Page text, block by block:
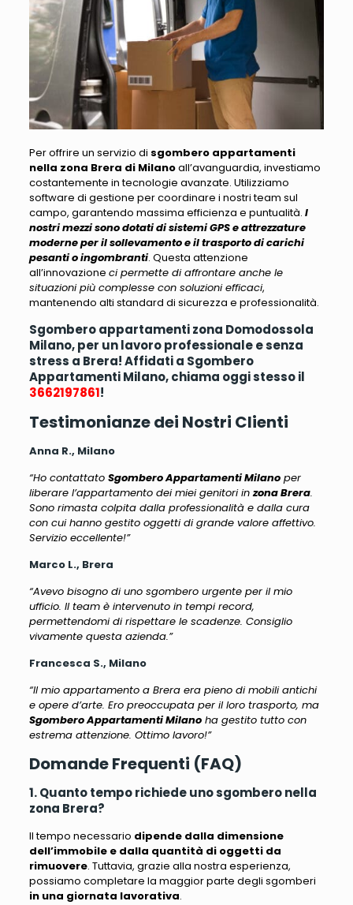
Per offrire un servizio di sgombero appartamenti
nella zona Brera di Milanoall’avanguardia, investiamo
costantemente in tecnologie avanzate. Utilizziamo
software di gestione per coordinare i nostri team sul
campo, garantendo massima efficienza e puntualità. I
nostri mezzi sono dotati di sistemi GPS e attrezzature
moderne per il sollevamento e il trasporto di carichi
pesanti o ingombranti. Questa attenzione
all’innovazione ci permette di affrontare anche le
situazioni più complesse con soluzioni efficaci,
mantenendo alti standard di sicurezza e professionalità.
Sgombero appartamenti zona Domodossola
Milano, per un lavoro professionale e senza
stress a Brera! Affidati a Sgombero
Appartamenti Milano, chiama oggi stesso il
3662197861!
Testimonianze dei Nostri Clienti
Anna R., Milano
“Ho contattato Sgombero Appartamenti Milanoper
liberare l’appartamento dei miei genitori inzona Brera.
Sono rimasta colpita dalla professionalità e dalla cura
con cui hanno gestito oggetti di grande valore affettivo.
Servizio eccellente!”
Marco L., Brera
“Avevo bisogno di uno sgombero urgente per il mio
ufficio. Il team è intervenuto in tempi record,
permettendomi di rispettare le scadenze. Consiglio
vivamente questa azienda.”
Francesca S., Milano
“Il mio appartamento a Brera era pieno di mobili antichi
e opere d’arte. Ero preoccupata per il loro trasporto, ma
Sgombero Appartamenti Milanoha gestito tutto con
estrema attenzione. Ottimo lavoro!”
Domande Frequenti (FAQ)
1. Quanto tempo richiede uno sgombero nella
zona Brera?
Il tempo necessario dipende dalla dimensione
dell’immobile e dalla quantità di oggetti da
rimuovere. Tuttavia, grazie alla nostra esperienza,
possiamo completare la maggior parte degli sgomberi
in una giornata lavorativa.